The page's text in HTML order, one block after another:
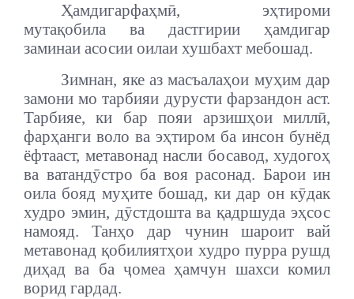
Ҳамдигарфаҳмӣ, эҳтироми
мутақобила ва дастгирии ҳамдигар
заминаи асосии оилаи хушбахт мебошад.
Зимнан, яке аз масъалаҳои муҳим дар
замони мо тарбияи дурусти фарзандон аст.
Тарбияе, ки бар пояи арзишҳои миллӣ,
фарҳанги воло ва эҳтиром ба инсон бунёд
ёфтааст, метавонад насли босавод, худогоҳ
ва ватандӯстро ба воя расонад. Барои ин
оила бояд муҳите бошад, ки дар он кӯдак
худро эмин, дӯстдошта ва қадршуда эҳсос
намояд. Танҳо дар чунин шароит вай
метавонад қобилиятҳои худро пурра рушд
диҳад ва ба ҷомеа ҳамчун шахси комил
ворид гардад.